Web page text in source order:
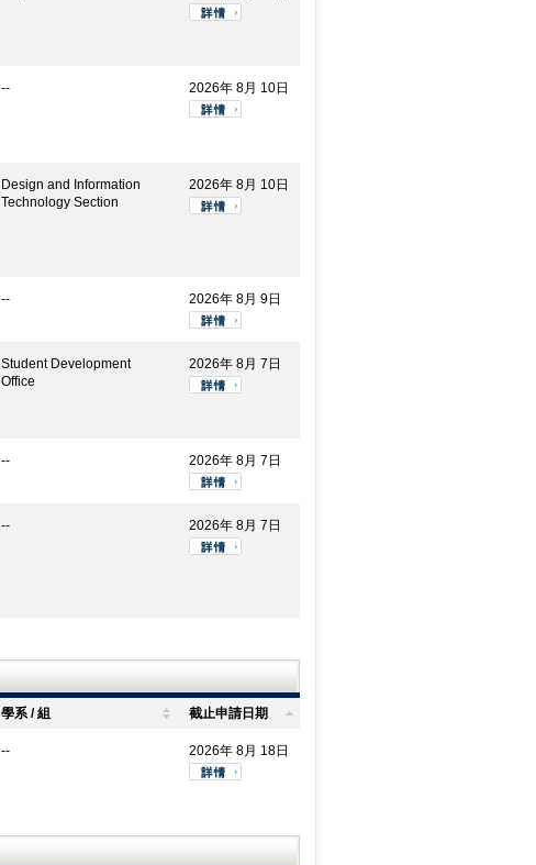
-- 2026年 8月 10日
Design and Information
Technology Section
2026年 8月 10日
-- 2026年 8月 9日
Student Development
Office
2026年 8月 7日
-- 2026年 8月 7日
-- 2026年 8月 7日
學系 / 組 截止申請日期
-- 2026年 8月 18日